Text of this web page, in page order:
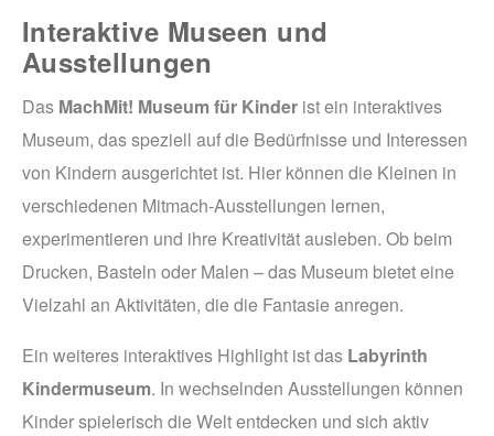
Interaktive Museen und
Ausstellungen
Das MachMit! Museum für Kinder ist ein interaktives
Museum, das speziell auf die Bedürfnisse und Interessen
von Kindern ausgerichtet ist. Hier können die Kleinen in
verschiedenen Mitmach-Ausstellungen lernen,
experimentieren und ihre Kreativität ausleben. Ob beim
Drucken, Basteln oder Malen – das Museum bietet eine
Vielzahl an Aktivitäten, die die Fantasie anregen.
Ein weiteres interaktives Highlight ist das Labyrinth
Kindermuseum. In wechselnden Ausstellungen können
Kinder spielerisch die Welt entdecken und sich aktiv